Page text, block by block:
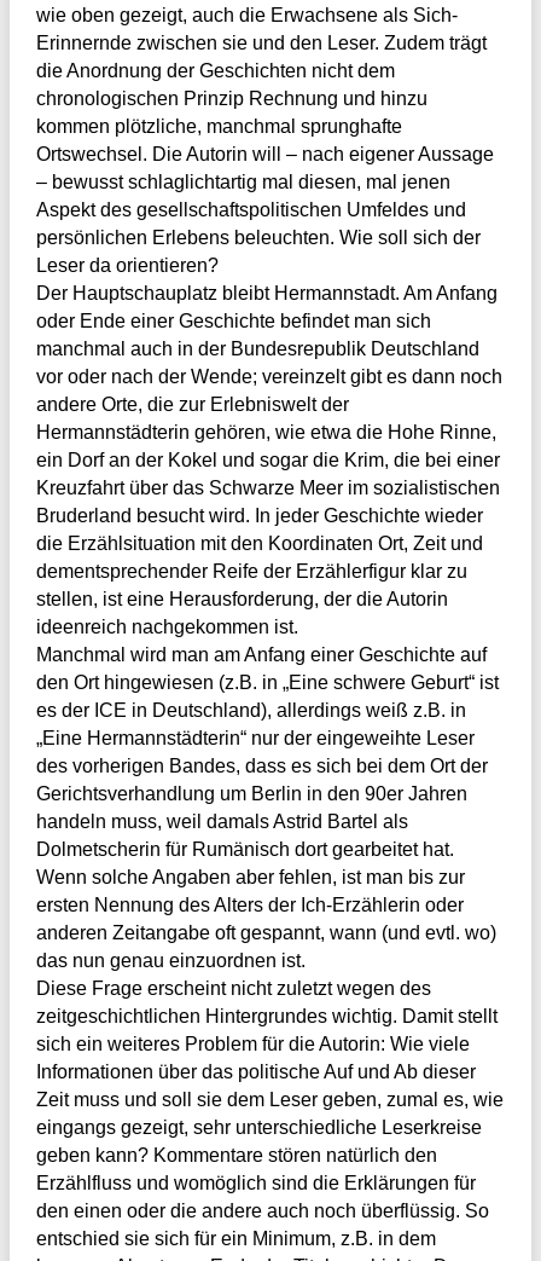
wie oben gezeigt, auch die Erwachsene als Sich-
Erinnernde zwischen sie und den Leser. Zudem trägt
die Anordnung der Geschichten nicht dem
chronologischen Prinzip Rechnung und hinzu
kommen plötzliche, manchmal sprunghafte
Ortswechsel. Die Autorin will – nach eigener Aussage
– bewusst schlaglichtartig mal diesen, mal jenen
Aspekt des gesellschaftspolitischen Umfeldes und
persönlichen Erlebens beleuchten. Wie soll sich der
Leser da orientieren?
Der Hauptschauplatz bleibt Hermannstadt. Am Anfang
oder Ende einer Geschichte befindet man sich
manchmal auch in der Bundesrepublik Deutschland
vor oder nach der Wende; vereinzelt gibt es dann noch
andere Orte, die zur Erlebniswelt der
Hermannstädterin gehören, wie etwa die Hohe Rinne,
ein Dorf an der Kokel und sogar die Krim, die bei einer
Kreuzfahrt über das Schwarze Meer im sozialistischen
Bruderland besucht wird. In jeder Geschichte wieder
die Erzählsituation mit den Koordinaten Ort, Zeit und
dementsprechender Reife der Erzählerfigur klar zu
stellen, ist eine Herausforderung, der die Autorin
ideenreich nachgekommen ist.
Manchmal wird man am Anfang einer Geschichte auf
den Ort hingewiesen (z.B. in „Eine schwere Geburt“ ist
es der ICE in Deutschland), allerdings weiß z.B. in
„Eine Hermannstädterin“ nur der eingeweihte Leser
des vorherigen Bandes, dass es sich bei dem Ort der
Gerichtsverhandlung um Berlin in den 90er Jahren
handeln muss, weil damals Astrid Bartel als
Dolmetscherin für Rumänisch dort gearbeitet hat.
Wenn solche Angaben aber fehlen, ist man bis zur
ersten Nennung des Alters der Ich-Erzählerin oder
anderen Zeitangabe oft gespannt, wann (und evtl. wo)
das nun genau einzuordnen ist.
Diese Frage erscheint nicht zuletzt wegen des
zeitgeschichtlichen Hintergrundes wichtig. Damit stellt
sich ein weiteres Problem für die Autorin: Wie viele
Informationen über das politische Auf und Ab dieser
Zeit muss und soll sie dem Leser geben, zumal es, wie
eingangs gezeigt, sehr unterschiedliche Leserkreise
geben kann? Kommentare stören natürlich den
Erzählfluss und womöglich sind die Erklärungen für
den einen oder die andere auch noch überflüssig. So
entschied sie sich für ein Minimum, z.B. in dem